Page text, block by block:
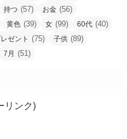
持つ (57) お金 (56)
黄色 (39) 女 (99) 60代 (40)
ゼント (75) 子供 (89)
7月 (51)
リンク)